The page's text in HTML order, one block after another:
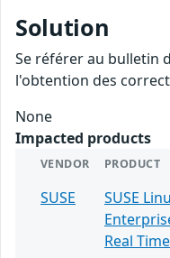
Solution
Se référer au bulletin
l'obtention des
None
Impacted products
VENDOR PRODUCT
SUSE
SUSE
Real Time